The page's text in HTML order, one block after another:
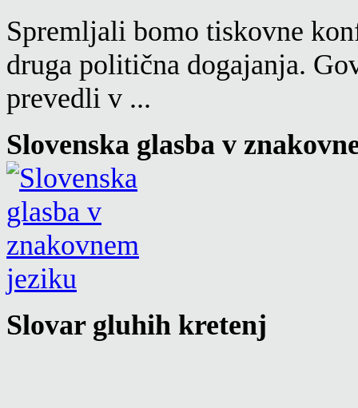
Spremljali bomo tiskovne
druga politična dogajanja.
prevedli v ...
Slovenska glasba v
Slovar gluhih kretenj